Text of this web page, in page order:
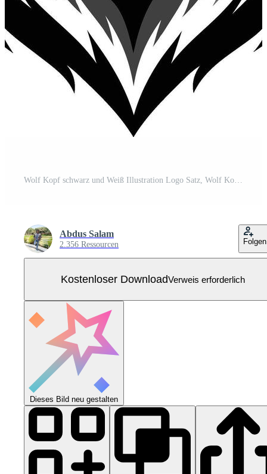
Wolf Kopf schwarz und Weiß Illustration Logo Satz, Wolf Kopf Silhouette, Wolf Logo Kostenloser Vektor
Abdus Salam
2.356 Ressourcen Folgen
Kostenloser DownloadVerweis erforderlich
Dieses Bild neu gestalten